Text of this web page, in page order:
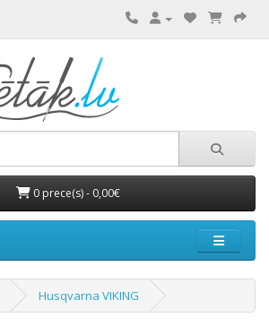
0 prece(s) - 0,00€
Husqvarna VIKING